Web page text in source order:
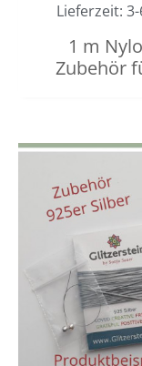
Lieferzeit:
1 m
Zubehör